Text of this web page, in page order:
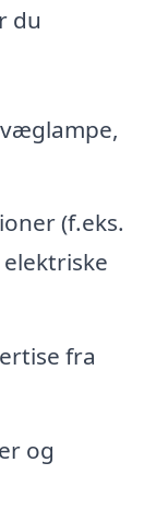
du
(f.eks.
fra
og